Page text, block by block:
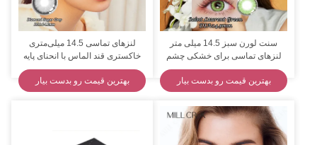
سنت لورن سبز 14.5 میلی متر
لنزهای تماسی برای خشکی چشم
38% آب
بهترین قیمت رو بدست بیار
لنزهای تماسی 14.5 میلی‌متری
خاکستری قند الماس با انحنای پایه
8.6 میلی‌متری
بهترین قیمت رو بدست بیار